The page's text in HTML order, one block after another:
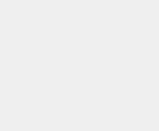
de ellos, lo que
y la